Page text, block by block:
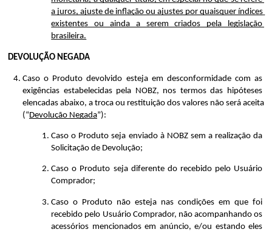
a juros, ajuste de inflação ou ajustes por quaisquer índices
existentes ou ainda a serem criados pela legislação
brasileira.
DEVOLUÇÃO NEGADA
Caso o Produto devolvido esteja em desconformidade com as
exigências estabelecidas pela NOBZ, nos termos das hipóteses
elencadas abaixo, a troca ou restituição dos valores não será aceita
(“ Devolução Negada”):
Caso o Produto seja enviado à NOBZ sem a realização da
Solicitação de Devolução;
Caso o Produto seja diferente do recebido pelo Usuário
Comprador;
Caso o Produto não esteja nas condições em que foi
recebido pelo Usuário Comprador, não acompanhando os
acessórios mencionados em anúncio, e/ou estando eles